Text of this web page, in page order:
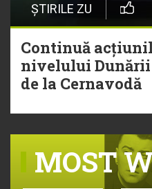
ȘTIRILE ZU
Continuă
nivelului
de la Cernavodă
MOST